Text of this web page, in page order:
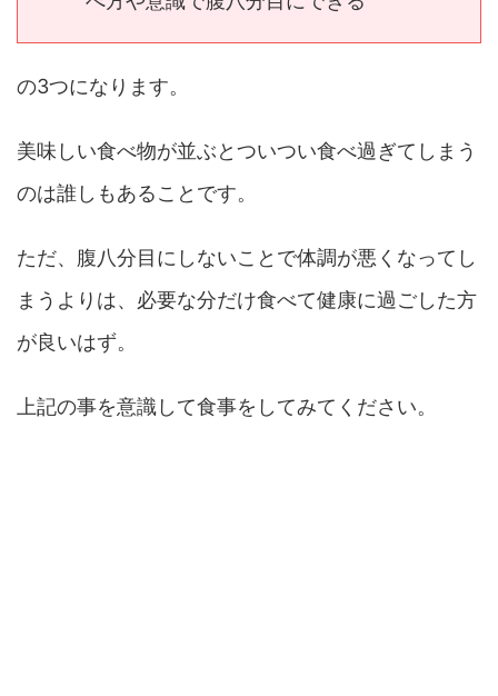
の3つになります。
美味しい食べ物が並ぶとついつい食べ過ぎてしまう
のは誰しもあることです。
ただ、腹八分目にしないことで体調が悪くなってし
まうよりは、必要な分だけ食べて健康に過ごした方
が良いはず。
上記の事を意識して食事をしてみてください。